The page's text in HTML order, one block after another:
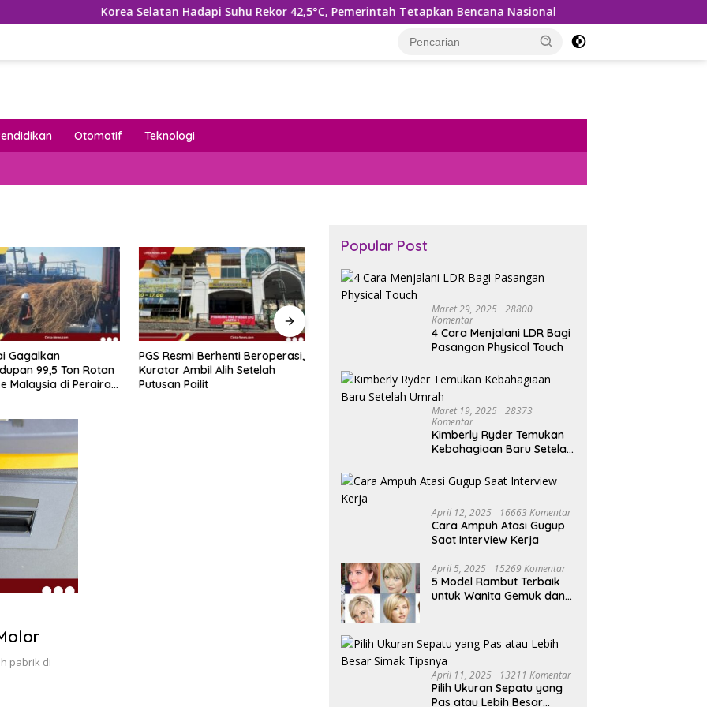
Korea Selatan Hadapi Suhu Rekor 42,5°C, Pemerintah Tetapkan Bencana Nasional Bea Cukai Gagalkan
Otomotif Teknologi
Resmi Berhenti Beroperasi,
Ambil Alih Setelah
Pailit
Penyelundupan 5 Unit Harley-
Davidson dan 20 Rangka
Motor Gagal Masuk via
Petani Bantul Optimistis
Kali Siram Sudah Panen
Lurah Cihapit Siap Terima
soal Penebangan 10 Pohon
pabrik di
Popular Post
Maret 29, 2025
28800
Komentar
4 Cara Menjalani LDR Bagi
Pasangan Physical Touch
Maret 19, 2025
28373
Komentar
Kimberly Ryder Temukan
Kebahagiaan Baru Setelah
April 12, 2025 16663 Komentar
Cara Ampuh Atasi Gugup
Saat Interview Kerja
April 5, 2025 15269 Komentar
5 Model Rambut Terbaik
untuk Wanita Gemuk dan
April 11, 2025 13211 Komentar
Pilih Ukuran Sepatu yang
Pas atau Lebih Besar